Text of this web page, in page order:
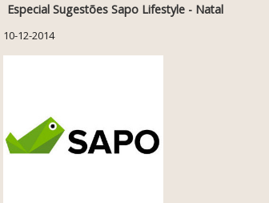
Especial Sugestões Sapo Lifestyle - Natal
10-12-2014